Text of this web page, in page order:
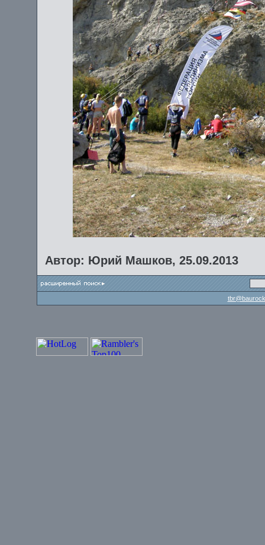
Автор: Юрий Машков, 25.09.2013